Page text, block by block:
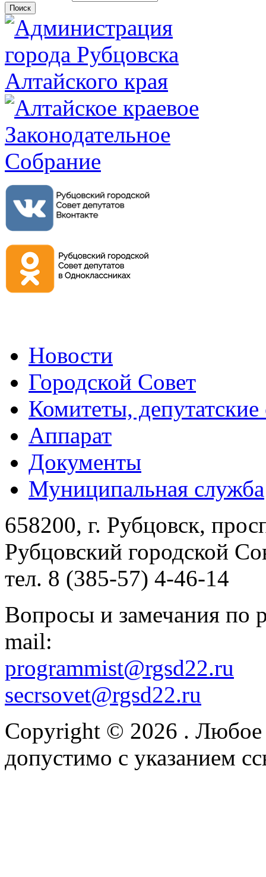
Новости
Городской Совет
Комитеты,
Аппарат
Документы
Муниципальная служба
658200, г. Рубцовск,
Рубцовский городской
тел. 8 (385-57) 4-46-14
Вопросы и замечания по
mail:
programmist@rgsd22.ru
secrsovet@rgsd22.ru
Copyright © 2026 . Любое
допустимо с указанием